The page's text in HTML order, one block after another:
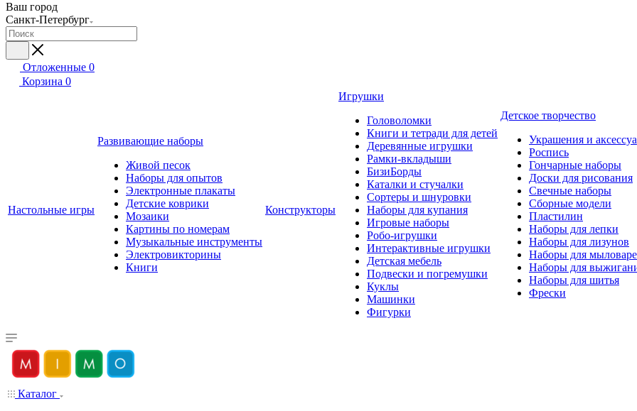
Ваш город
Санкт-Петербург
Отложенные 0
Корзина 0
Настольные игры
Развивающие наборы
Живой песок
Наборы для опытов
Электронные плакаты
Детские коврики
Мозаики
Картины по номерам
Музыкальные инструменты
Электровикторины
Книги
Конструкторы
Игрушки
Головоломки
Книги и тетради для детей
Деревянные игрушки
Рамки-вкладыши
БизиБорды
Каталки и стучалки
Сортеры и шнуровки
Наборы для купания
Игровые наборы
Робо-игрушки
Интерактивные игрушки
Детская мебель
Подвески и погремушки
Куклы
Машинки
Фигурки
Детское творчество
Украшения и
Роспись
Гончарные наборы
Доски для рисования
Свечные наборы
Сборные модели
Пластилин
Наборы для лепки
Наборы для лизунов
Наборы для
Наборы для
Наборы для шитья
Фрески
Каталог